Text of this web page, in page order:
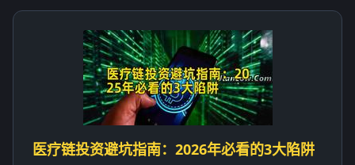
医疗链投资避坑指南：2026年必看的3大陷阱